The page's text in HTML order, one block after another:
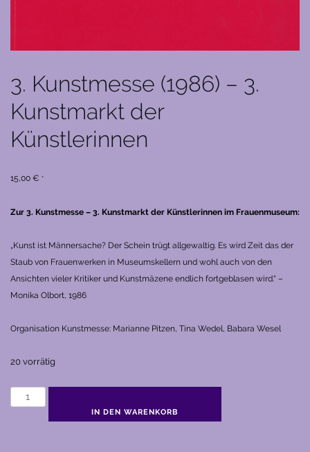
3. Kunstmesse (1986) – 3.
Kunstmarkt der
Künstlerinnen
15,00 € *
Zur 3. Kunstmesse – 3. Kunstmarkt der Künstlerinnen im Frauenmuseum:
„Kunst ist Männersache? Der Schein trügt allgewaltig. Es wird Zeit das der
Staub von Frauenwerken in Museumskellern und wohl auch von den
Ansichten vieler Kritiker und Kunstmäzene endlich fortgeblasen wird.“ –
Monika Olbort, 1986
Organisation Kunstmesse: Marianne Pitzen, Tina Wedel, Babara Wesel
20 vorrätig
IN DEN WARENKORB